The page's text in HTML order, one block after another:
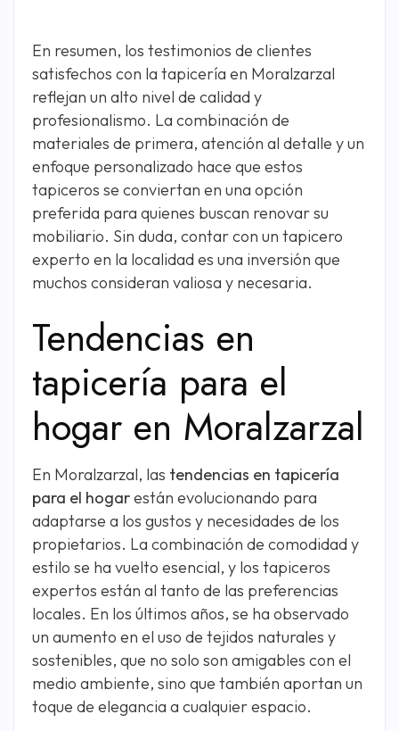
En resumen, los testimonios de clientes
satisfechos con la tapicería en Moralzarzal
reflejan un alto nivel de calidad y
profesionalismo. La combinación de
materiales de primera, atención al detalle y un
enfoque personalizado hace que estos
tapiceros se conviertan en una opción
preferida para quienes buscan renovar su
mobiliario. Sin duda, contar con un tapicero
experto en la localidad es una inversión que
muchos consideran valiosa y necesaria.
Tendencias en
tapicería para el
hogar en Moralzarzal
En Moralzarzal, las tendencias en tapicería
para el hogarestán evolucionando para
adaptarse a los gustos y necesidades de los
propietarios. La combinación de comodidad y
estilo se ha vuelto esencial, y los tapiceros
expertos están al tanto de las preferencias
locales. En los últimos años, se ha observado
un aumento en el uso de tejidos naturales y
sostenibles, que no solo son amigables con el
medio ambiente, sino que también aportan un
toque de elegancia a cualquier espacio.